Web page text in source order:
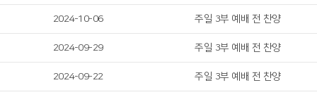
2024-10-06 주일 3부 예배 전 찬양
2024-09-29 주일 3부 예배 전 찬양
2024-09-22 주일 3부 예배 전 찬양